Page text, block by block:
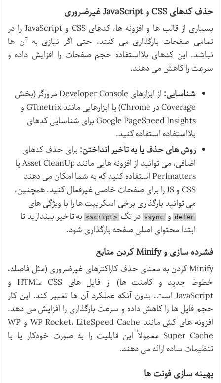
حذف کدهای CSS و JavaScript غیرضروری
بسیاری از قالب ها و افزونه ها، کدهای CSS و JavaScript را در
تمامی صفحات بارگذاری می کنند، حتی اگر نیازی به آن ها
نباشد. این کدهای بلااستفاده حجم صفحات را افزایش داده و
سرعت را کاهش می دهند.
شناسایی:
از ابزارهای Developer Console مرورگر (بخش
Coverage در Chrome) یا ابزارهایی مانند GTmetrix و
Google PageSpeed Insights برای شناسایی کدهای
بلااستفاده استفاده کنید.
روش های حذف یا به تاخیر انداختن: برای حذف کدهای
اضافی، می توانید از افزونه هایی مانند Asset CleanUp یا
Perfmatters استفاده کنید که به شما امکان می دهند
CSS و JS را برای صفحات خاصی غیرفعال کنید. همچنین،
می توانید بارگذاری برخی اسکریپت ها را با ویژگی های
defer و async در تگ <script>
به تاخیر بیندازید تا
ابتدا محتوای اصلی صفحه بارگذاری شود.
فشرده سازی و Minify کردن منابع
Minify کردن به معنای حذف کاراکترهای غیرضروری (مثل فاصله،
خطوط جدید و کامنت ها) از فایل های HTML، CSS و
JavaScript است، بدون آنکه عملکرد آن ها تغییر کند. این کار
حجم فایل ها را کاهش داده و سرعت بارگذاری را افزایش می دهد.
افزونه های کش مانند WP Rocket، LiteSpeed Cache و WP
Super Cache معمولاً این قابلیت را به صورت خودکار یا با
تنظیمات ساده ارائه می دهند.
بهینه سازی فونت ها